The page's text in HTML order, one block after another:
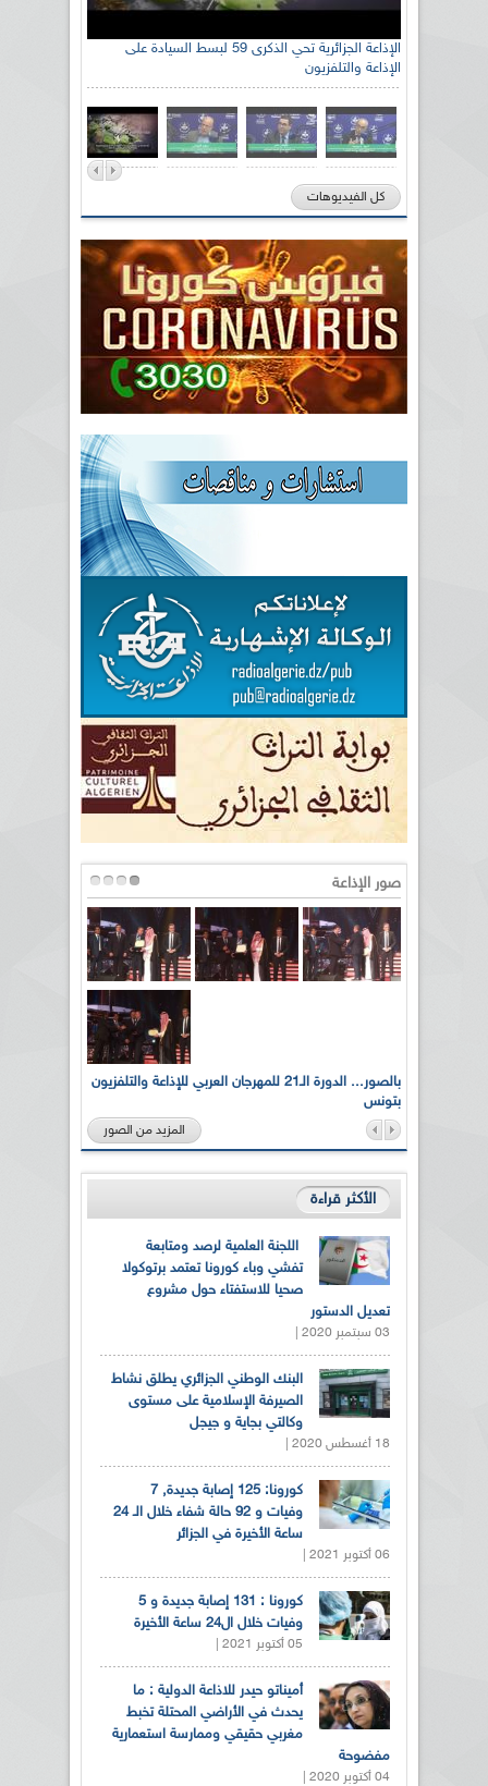
الإذاعة الجزائرية تحي الذكرى 59 لبسط السيادة على
الإذاعة والتلفزيون
كل الفيديوهات
صور الإذاعة
بالصور... الدورة الـ21 للمهرجان العربي للإذاعة والتلفزيون
بتونس
المزيد من الصور
الأكثر قراءة
اللجنة العلمية لرصد ومتابعة
تفشي وباء كورونا تعتمد برتوكولا
صحيا للاستفتاء حول مشروع
تعديل الدستور
03 سبتمبر 2020 |
البنك الوطني الجزائري يطلق نشاط
الصيرفة الإسلامية على مستوى
وكالتي بجاية و جيجل
18 أغسطس 2020 |
كورونا: 125 إصابة جديدة, 7
وفيات و 92 حالة شفاء خلال الـ 24
ساعة الأخيرة في الجزائر
06 أكتوبر 2021 |
كورونا : 131 إصابة جديدة و 5
وفيات خلال ال24 ساعة الأخيرة
05 أكتوبر 2021 |
أميناتو حيدر للاذاعة الدولية : ما
يحدث في الأراضي المحتلة تخبط
مغربي حقيقي وممارسة استعمارية
مفضوحة
04 أكتوبر 2020 |